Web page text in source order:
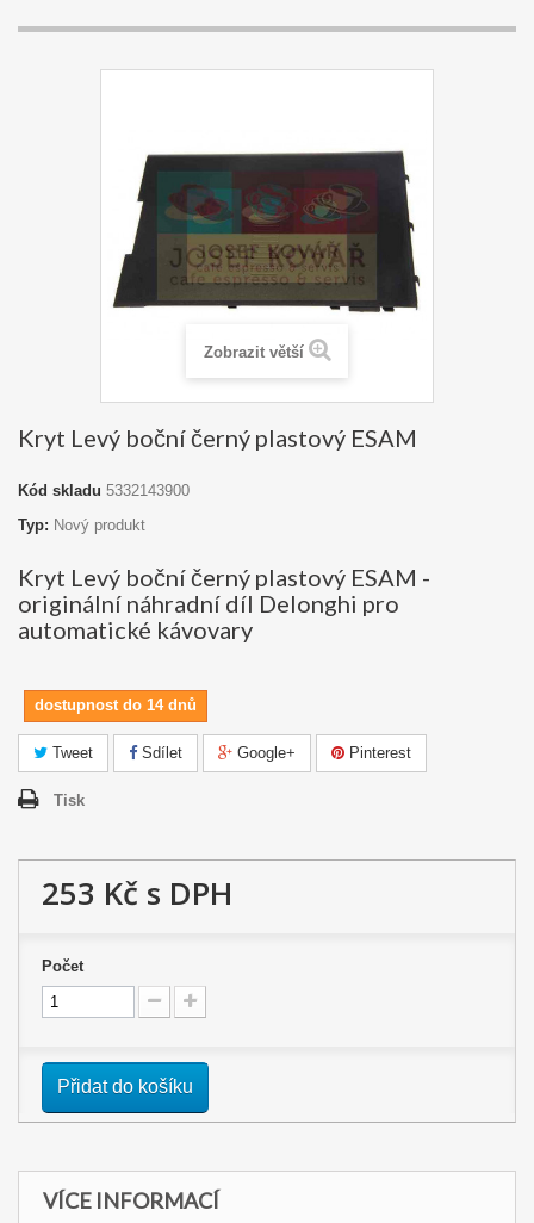
Zobrazit větší
Kryt Levý boční černý plastový ESAM
Kód skladu 5332143900
Typ: Nový produkt
Kryt Levý boční černý plastový ESAM -
originální náhradní díl Delonghi pro
automatické kávovary
dostupnost do 14 dnů
Tweet Sdílet Google+ Pinterest
Tisk
253 Kč s DPH
Počet
Přidat do košíku
VÍCE INFORMACÍ